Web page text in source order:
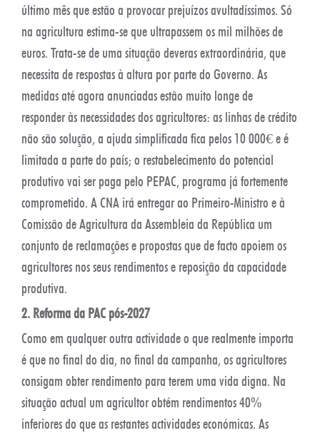
último mês que estão a provocar prejuízos avultadíssimos. Só
na agricultura estima-se que ultrapassem os mil milhões de
euros. Trata-se de uma situação deveras extraordinária, que
necessita de respostas à altura por parte do Governo. As
medidas até agora anunciadas estão muito longe de
responder às necessidades dos agricultores: as linhas de crédito
não são solução, a ajuda simplificada fica pelos 10 000€ e é
limitada a parte do país; o restabelecimento do potencial
produtivo vai ser paga pelo PEPAC, programa já fortemente
comprometido. A CNA irá entregar ao Primeiro-Ministro e à
Comissão de Agricultura da Assembleia da República um
conjunto de reclamações e propostas que de facto apoiem os
agricultores nos seus rendimentos e reposição da capacidade
produtiva.
2. Reforma da PAC pós-2027
Como em qualquer outra actividade o que realmente importa
é que no final do dia, no final da campanha, os agricultores
consigam obter rendimento para terem uma vida digna. Na
situação actual um agricultor obtém rendimentos 40%
inferiores do que as restantes actividades económicas. As